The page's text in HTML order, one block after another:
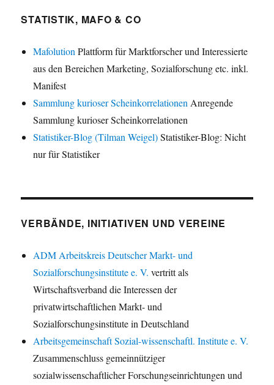
STATISTIK, MAFO & CO
Mafolution Plattform für Marktforscher und Interessierte
aus den Bereichen Marketing, Sozialforschung etc. inkl.
Manifest
Sammlung kurioser Scheinkorrelationen Anregende
Sammlung kurioser Scheinkorrelationen
Statistiker-Blog (Tilman Weigel)Statistiker-Blog: Nicht
nur für Statistiker
VERBÄNDE, INITIATIVEN UND VEREINE
ADM Arbeitskreis Deutscher Markt- und
Sozialforschungsinstitute e. V. vertritt als
Wirtschaftsverband die Interessen der
privatwirtschaftlichen Markt- und
Sozialforschungsinstitute in Deutschland
Arbeitsgemeinschaft Sozial-wissenschaftl. Institute e. V.
Zusammenschluss gemeinnütziger
sozialwissenschaftlicher Forschungseinrichtungen und